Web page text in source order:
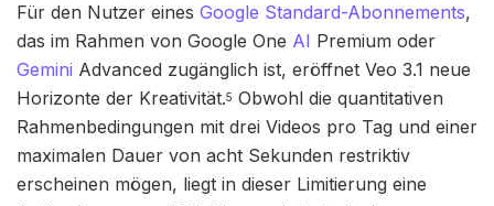
Für den Nutzer eines Google Standard-Abonnements,
das im Rahmen von Google One AI Premium oder
Gemini Advanced zugänglich ist, eröffnet Veo 3.1 neue
Horizonte der Kreativität.5 Obwohl die quantitativen
Rahmenbedingungen mit drei Videos pro Tag und einer
maximalen Dauer von acht Sekunden restriktiv
erscheinen mögen, liegt in dieser Limitierung eine